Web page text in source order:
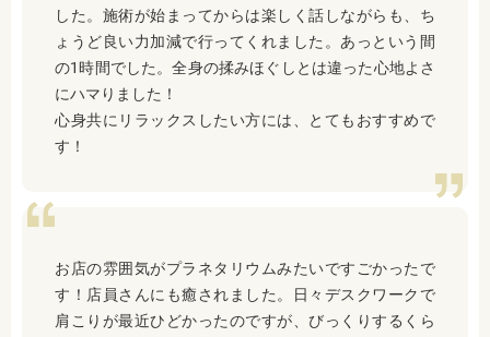
した。施術が始まってからは楽しく話しながらも、ち
ょうど良い力加減で行ってくれました。あっという間
の1時間でした。全身の揉みほぐしとは違った心地よさ
にハマりました！
心身共にリラックスしたい方には、とてもおすすめで
す！
お店の雰囲気がプラネタリウムみたいですごかったで
す！店員さんにも癒されました。日々デスクワークで
肩こりが最近ひどかったのですが、びっくりするくら